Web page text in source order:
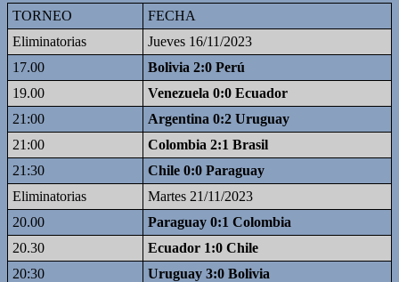
TORNEO
FECHA
Eliminatorias
Jueves 16/11/2023
17.00
Bolivia 2:0 Perú
19.00
Venezuela 0:0 Ecuador
21:00
Argentina 0:2 Uruguay
21:00
Colombia 2:1 Brasil
21:30
Chile 0:0 Paraguay
Eliminatorias
Martes 21/11/2023
20.00
Paraguay 0:1 Colombia
20.30
Ecuador 1:0 Chile
20:30
Uruguay 3:0 Bolivia